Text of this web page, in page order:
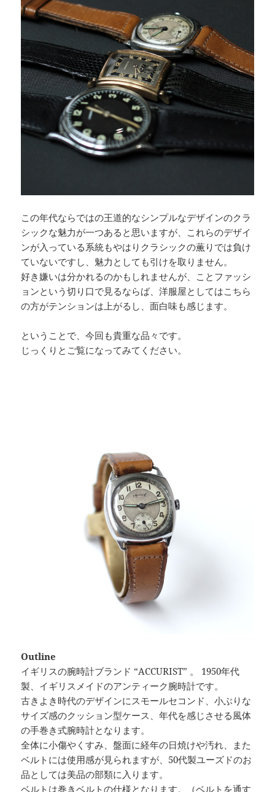
この年代ならではの王道的なシンプルなデザインのクラ
シックな魅力が一つあると思いますが、これらのデザイ
ンが入っている系統もやはりクラシックの薫りでは負け
ていないですし、魅力としても引けを取りません。
好き嫌いは分かれるのかもしれませんが、ことファッシ
ョンという切り口で見るならば、洋服屋としてはこちら
の方がテンションは上がるし、面白味も感じます。
ということで、今回も貴重な品々です。
じっくりとご覧になってみてください。
Outline
イギリスの腕時計ブランド “ACCURIST” 。 1950年代
製、イギリスメイドのアンティーク腕時計です。
古きよき時代のデザインにスモールセコンド、小ぶりな
サイズ感のクッション型ケース、年代を感じさせる風体
の手巻き式腕時計となります。
全体に小傷やくすみ、盤面に経年の日焼けや汚れ、また
ベルトには使用感が見られますが、50代製ユーズドのお
品としては美品の部類に入ります。
ベルトは巻きベルトの仕様となります。（ベルトを通す